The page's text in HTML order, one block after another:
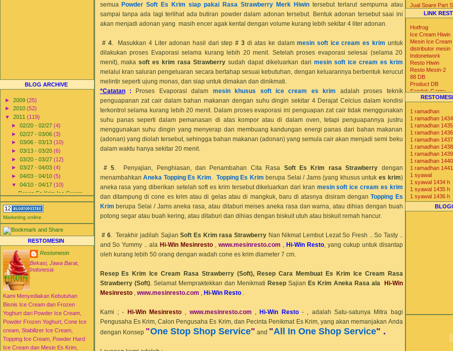
BLOG ARCHIVE
► 2009 (25)
► 2010 (52)
▼ 2011 (119)
►02/20 - 02/27(4)
►02/27 - 03/06(3)
►03/06 - 03/13(10)
►03/13 - 03/20(6)
►03/20 - 03/27(12)
►03/27 - 04/03(4)
►04/03 - 04/10(5)
▼04/10 - 04/17(10)
Resep Es Krim Ice Cream
Rasa Coklat
Resep Es Krim Ice Cream
Rasa Vanilla
Resep Es Krim Ice Cream
Rasa Strawberry
Resep Es Krim Ice Cream
Rasa Durian
Resep Es Krim Ice Cream
Rasa Cappuccino
Resep Es Krim Ice Cream
Rasa Tiramisu
Resep Es Krim Ice Cream
Rasa Kacang Ijo Hijau
Resep Es Krim Ice Cream
(Soft)
Resep Es Krim Ice Cream
Rasa Vanilla (Soft)
Resep Es Krim Ice Cream
Rasa Strawberry (Soft)
Marketing online
RESTOMESIN
Restomesin
Bekasi, Jawa Barat,
Indonesia
Kami Menyediakan Kebutuhan
Bisnis Ice Cream dan Frozen
Yoghurt dari Powder Ice Cream,
Powder Frozen Yoghurt, Cone Ice
cream, Stabilizer Ice Cream,
Topping Ice Cream, Powder Hard
Ice Cream dan Mesin Es Krim,
semuaPowder Soft Es Krim siap pakai Rasa StrawberryMerk Hiwintersebut terlarut sempurna atau
sampai tanpa ada lagi terlihat ada butiran powder dalam adonan tersebut. Bentuk adonan tersebut saai ini
akan menjadi adonan yang masih encer agak kental dengan volume kurang lebih sekitar 4 liter adonan.
# 4. Masukkan 4 Liter adonan hasil dari step# 3di atas ke dalammesin soft ice cream es krim untuk
dilakukan proses Evaporasi selama kurang lebih 20 menit. Setelah proses evaporasi selesai (selama 20
menit), makasoft es krim rasa Strawberry sudah dapat dikeluarkan dari mesin soft ice cream es krim
melalui kran saluran pengeluaran secara bertahap sesuai kebutuhan, dengan keluarannya berbentuk kerucut
melintir seperti ujung monas, dan siap untuk dimakan dan dinikmati.
*Catatan: Proses Evaporasi dalam mesin khusus soft ice cream es krim adalah proses teknik
penguapanan zat cair dalam bahan makanan dengan suhu dingin sekitar 4 Derajat Celcius dalam kondisi
terkontrol selama kurang lebih 20 menit. Dalam proses evaporasi ini penguapan zat cair tidak menggunakan
suhu panas seperti dalam pemanasan di atas kompor atau di dalam oven, tetapi penguapannya justru
menggunakan suhu dingin yang menyerap dan membuang kandungan energi panas dari bahan makanan
(adonan) yang diolah tersebut, sehingga bahan makanan (adonan) yang semula cair akan menjadi semi beku
dalam waktu hanya sekitar 20 menit.
# 5 . Penyajian, Penghiasan, dan Penambahan Cita Rasa Soft Es Krim rasa Strawberry dengan
menambahkanAneka Topping Es Krim Topping Es Krim berupa Selai / Jams (yang khusus untuk es krim)
aneka rasa yang diberikan setelah soft es krim tersebut dikeluarkan dari kran mesin soft ice cream es krim
dan ditampung di cone es krim atau di gelas atau di mangkuk, baru di atasnya disiram denganTopping Es
Krim berupa Selai / Jams aneka rasa, atau ditaburi meises aneka rasa dan warna, atau dihias dengan buah
potong segar atau buah kering, atau ditaburi dan dihias dengan biskuit utuh atau biskuit remah hancur.
# 6. Terakhir jadilah SajianSoft Es Krim rasa StrawberryNan Nikmat Lembut Lezat So Fresh .. So Tasty ..
and So Yummy .. alaHi-Win Mesinresto www.mesinresto.com Hi-Win Resto, yang cukup untuk disantap
oleh kurang lebih 50 orang dengan wadah cone es krim diameter 7 cm.
Resep Es Krim Ice Cream Rasa Strawberry (Soft),Resep Cara Membuat Es Krim Ice Cream Rasa
Strawberry (Soft). Selamat Mempraktekkan dan Menikmati ResepSajian Es Krim Aneka Rasa ala
Hi-Win
Mesinresto, www.mesinresto.com Hi-Win Resto.
Kami ; - Hi-Win Mesinresto, www.mesinresto.com ,Hi-Win Resto- , adalah Satu-satunya Mitra bagi
Pengusaha Es Krim, Calon Pengusaha Es Krim, dan Pecinta Penikmat Es Krim, yang akan memanjakan Anda
dengan Konsep "One Stop Shop Service" and "All In One Shop Service" .
Jual Spare Part
Mesin Soft Hard
Krim
Distributor Agen
Gelas Kertas
Es Krim Gelato
Yoghurt
Distributor Agen
Ice Bag Box
Kotak Styrofoam
Suhu Dingin
LINK
Hotfrog
Ice Cream Hiwin
Mesin Ice Cream
distributor mesin
Indonetwork
Resto Hiwin
Resto Mesin-2
88 DB
Product DB
Sendok Garpu
Tabloid Nova
Blog Catalog
US Trade
Komunitas Bisnis
1 ramadhan
1 ramadhan
1 ramadhan
1 ramadhan
1 ramadhan
1 ramadhan
1 ramadhan
1 ramadhan
1 ramadhan
1 syawal
1 syawal 1434 h
1 syawal 1435 h
1 syawal 1436 h
1 syawal 1437 h
1 syawal 1438 h
agen distributor